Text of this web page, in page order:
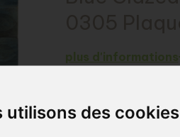
utilisons des cookies
plus d'informations